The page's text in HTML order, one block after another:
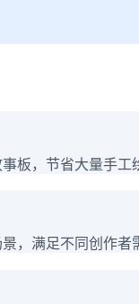
板，节省大量手工
，满足不同创作者